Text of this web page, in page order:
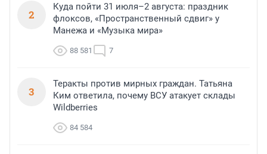
2
Куда пойти 31 июля–2 августа: праздник
флоксов, «Пространственный сдвиг» у
Манежа и «Музыка мира»
88 581 7
3
Теракты против мирных граждан. Татьяна
Ким ответила, почему ВСУ атакует склады
Wildberries
84 584